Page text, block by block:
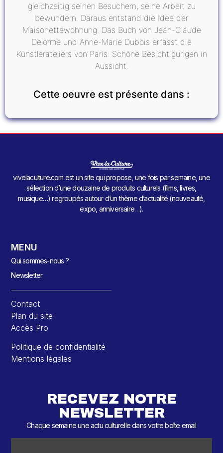
gleichzeitig seinen Besuchern, seine Arbeit zu
bewundern. Daraus entstand die Idee der
Maisonettewohnung. Das Buch von Jean-Claude
Delorme und Anne-Marie Dubois erfasst die
Künstlerateliers von Paris: Schöne Besichtigungen in
Aussicht.
Cette oeuvre est présente dans :
vivelaculture.com est un site qui propose, une fois par semaine, une
sélection d’une douzaine de produits culturels (films, livres,
musique…) regroupés autour d’un thème d’actualité (nouveauté,
expo, anniversaire…).
MENU
Qui sommes-nous ?
Newsletter
Contact
Plan du site
Accès Pro
Politique de confidentialité
Mentions légales
RECEVEZ NOTRE
NEWSLETTER
Chaque semaine une actu culturelle dans votre boîte email